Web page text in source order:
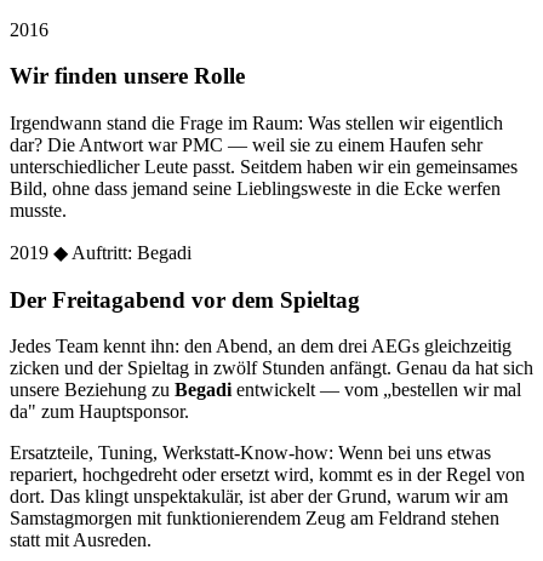
2016
Wir finden unsere Rolle
Irgendwann stand die Frage im Raum: Was stellen wir eigentlich
dar? Die Antwort war PMC — weil sie zu einem Haufen sehr
unterschiedlicher Leute passt. Seitdem haben wir ein gemeinsames
Bild, ohne dass jemand seine Lieblingsweste in die Ecke werfen
musste.
2019 ◆ Auftritt: Begadi
Der Freitagabend vor dem Spieltag
Jedes Team kennt ihn: den Abend, an dem drei AEGs gleichzeitig
zicken und der Spieltag in zwölf Stunden anfängt. Genau da hat sich
unsere Beziehung zu Begadientwickelt — vom „bestellen wir mal
da" zum Hauptsponsor.
Ersatzteile, Tuning, Werkstatt-Know-how: Wenn bei uns etwas
repariert, hochgedreht oder ersetzt wird, kommt es in der Regel von
dort. Das klingt unspektakulär, ist aber der Grund, warum wir am
Samstagmorgen mit funktionierendem Zeug am Feldrand stehen
statt mit Ausreden.